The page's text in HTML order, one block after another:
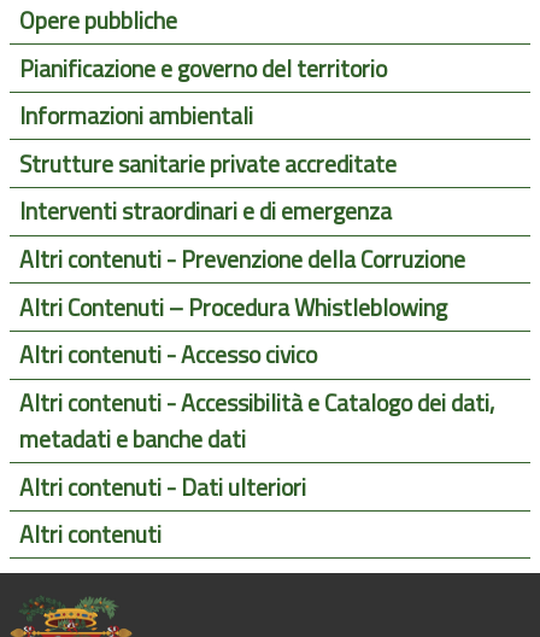
Opere pubbliche
Pianificazione e governo del territorio
Informazioni ambientali
Strutture sanitarie private accreditate
Interventi straordinari e di emergenza
Altri contenuti - Prevenzione della Corruzione
Altri Contenuti – Procedura Whistleblowing
Altri contenuti - Accesso civico
Altri contenuti - Accessibilità e Catalogo dei dati,
metadati e banche dati
Altri contenuti - Dati ulteriori
Altri contenuti